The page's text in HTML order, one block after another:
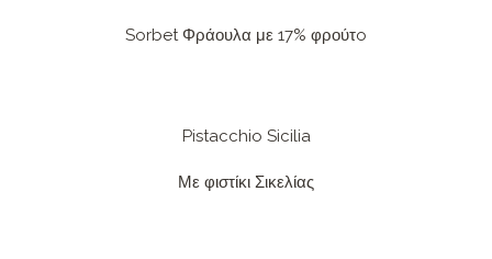
Sorbet Φράουλα με 17% φρούτo
Pistacchio Sicilia
Με φιστίκι Σικελίας​